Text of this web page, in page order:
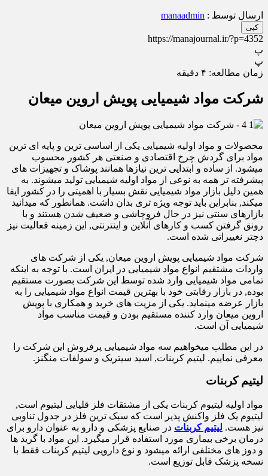
ارسال توسط : manaadmin
کپی
https://manajournal.ir/?p=4352
پ
پ
زمان مطالعه: ۴ دقیقه
شرکت مواد شیمیایی پویش اروین میعان
محصولات و مواد اولیه شیمیایی یکی از اساسی ترین و پایه ای ترین
مواد برای گردش چرخ اقتصادی و صنعتی هر کشور محسوب
میشود. از ساده و ابتدایی ترین نیازها همانند پوشاک و تجهیزات های
پیشرفته تر همه به نوعی از مواد اولیه شیمیایی تولید میشوند. به
همین دلیل بازار مواد شیمیایی نقش بسیار با اهمیتی را در کشور ایفا
میکند, بنابراین باید توجه ویژه تری بدان داشت. همانطور که میدانید
بازارهای سنتی نیز در حال فروچاشی و ضعیف شدن هستند و با
رونق گرفتن کسب و کارهای آنلاین و اینترنتی, این زمینه فعالیت نیز
دچتر نغییراتی شده است.
شرکت مواد شیمیایی پویش اروین میعان, یکی از شرکت های
واردات مشتقیم انواع مواد شیمیایی در ایران است. با توجه به اینکه
تمامی مواد شیمیایی وارد شده توسط این شرکت بصورت مستقیم
بوده, در بازار رقابتی خود با بهترین قیمت انواع مواد شیمیایی را به
بازار عرضه مینماید. یکی از مزیت های خرید و همکاری با پویش
اروین میعان وارد کننده مستقیم بودن و قیمت مناسب مواد
شیمیایی آن است.
در این مطلب میخواهیم سه مواد شیمیایی پرفروش این شرکت را
معرفی نماییم. لیتیم کربنات, اسید سیتریک و سولفات منگنز.
لیتیم کربنات
مواد اولیه لیتیوم کربنات یکی از مشتقات فلز قلیایی لیتیوم است,
لیتیوم یک فلز واکنش پذیر است که سبک ترین فلز در جدول تناوبی
نیز هست. لیتیم کربنات در صنایع پزشکی و دارو به عنوان دارو برای
درمان برخی بیماری مورد استفاده قرار میگیرد. این مواد با گرید ها
و دوز های مختلفی ارائه میشود و نوع دارویی لیتیم کربنات فقط با
نسخه پزشک قابل توزیع است.